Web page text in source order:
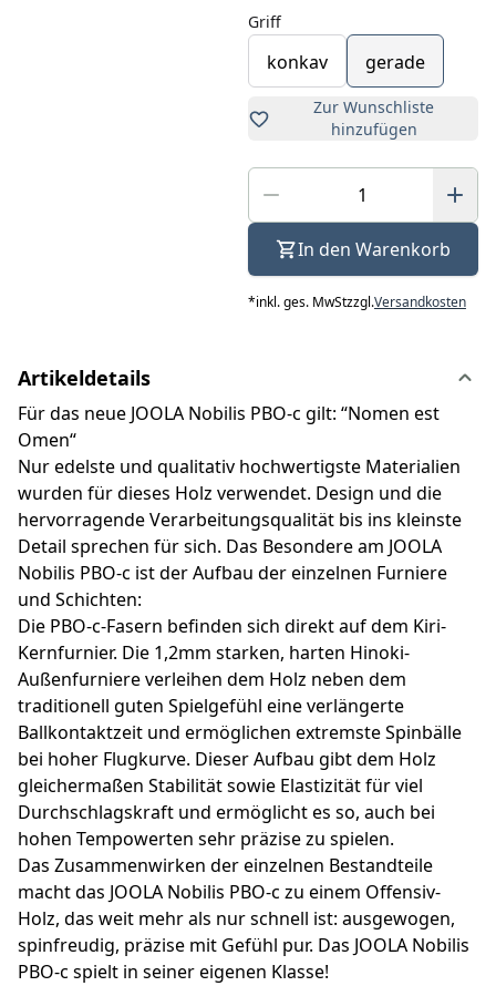
Griff
konkav gerade
Zur Wunschliste
hinzufügen
In den Warenkorb
*inkl. ges. MwStzzgl.Versandkosten
Artikeldetails
Für das neue JOOLA Nobilis PBO-c gilt: “Nomen est
Omen“
Nur edelste und qualitativ hochwertigste Materialien
wurden für dieses Holz verwendet. Design und die
hervorragende Verarbeitungsqualität bis ins kleinste
Detail sprechen für sich. Das Besondere am JOOLA
Nobilis PBO-c ist der Aufbau der einzelnen Furniere
und Schichten:
Die PBO-c-Fasern befinden sich direkt auf dem Kiri-
Kernfurnier. Die 1,2mm starken, harten Hinoki-
Außenfurniere verleihen dem Holz neben dem
traditionell guten Spielgefühl eine verlängerte
Ballkontaktzeit und ermöglichen extremste Spinbälle
bei hoher Flugkurve. Dieser Aufbau gibt dem Holz
gleichermaßen Stabilität sowie Elastizität für viel
Durchschlagskraft und ermöglicht es so, auch bei
hohen Tempowerten sehr präzise zu spielen.
Das Zusammenwirken der einzelnen Bestandteile
macht das JOOLA Nobilis PBO-c zu einem Offensiv-
Holz, das weit mehr als nur schnell ist: ausgewogen,
spinfreudig, präzise mit Gefühl pur. Das JOOLA Nobilis
PBO-c spielt in seiner eigenen Klasse!